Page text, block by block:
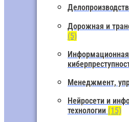
Дорожная и
(5)
Менеджмент,
Нейросети и
технологии (15)